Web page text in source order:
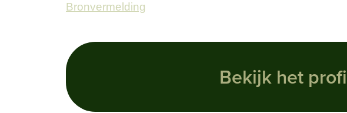
Bronvermelding
Bekijk het